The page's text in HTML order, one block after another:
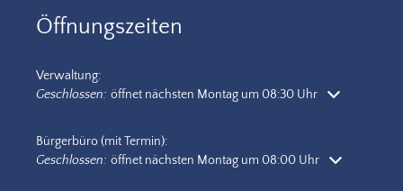
Öffnungszeiten
Verwaltung:
Klicken, um weitere Öffnungs- oder Schließzeiten auszublenden
Geschlossen: öffnet nächsten Montag um 08:30 Uhr
Bürgerbüro (mit Termin):
Klicken, um weitere Öffnungs- oder Schließzeiten auszublenden
Geschlossen: öffnet nächsten Montag um 08:00 Uhr